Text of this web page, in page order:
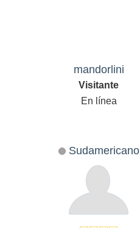
mandorlini
Visitante
En línea
Sudamericano